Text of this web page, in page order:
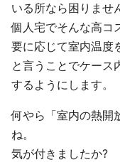
いる所なら困りませ
個人宅でそんな高コ
要に応じて室内温度
と言うことでケース
するようにします。
何やら「室内の熱開
ね。
気が付きましたか?